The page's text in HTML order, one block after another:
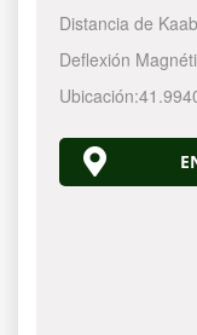
Distancia de
Deflexión
Ubicación: